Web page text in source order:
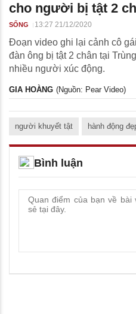
cho người bị tật 2
SỐNG 13:27 21/12/2020
Đoạn video ghi lại cảnh cô
đàn ông bị tật 2 chân tại
nhiều người xúc động.
GIA HOÀNG (Nguồn: Pear Video)
người khuyết tật hành động
Bình luận